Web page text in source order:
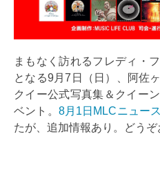
まもなく訪れるフレディ・
となる9月7日（日）、阿佐
クイー公式写真集＆クイー
ベント。 8月1日MLCニュース
たが、追加情報あり。どうぞ